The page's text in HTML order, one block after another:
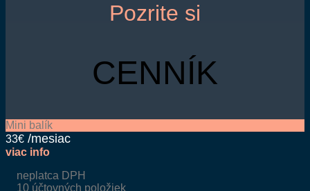
Pozrite si
CENNÍK
Mini balík
33€
viac info
neplatca DPH
10 účtovných položiek